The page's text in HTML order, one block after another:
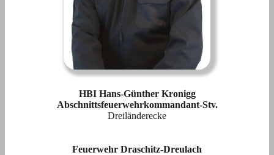
HBI Hans-Günther Kronigg
Abschnittsfeuerwehrkommandant-Stv.
Dreiländerecke
Feuerwehr Draschitz-Dreulach